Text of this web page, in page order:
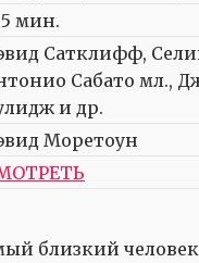
мин.
Сатклифф,
Сабато мл.,
и др.
Моретоун
близкий человек